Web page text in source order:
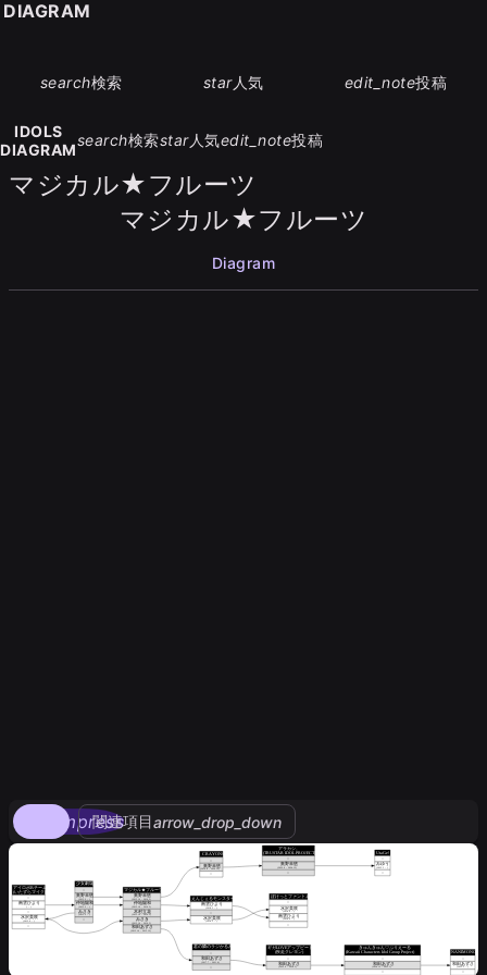
search検索 star人気 edit_note投稿
IDOLS
DIAGRAM
search検索star人気edit_note投稿
マジカル★フルーツ
マジカル★フルーツ
Diagram
compress
関連項目arrow_drop_down